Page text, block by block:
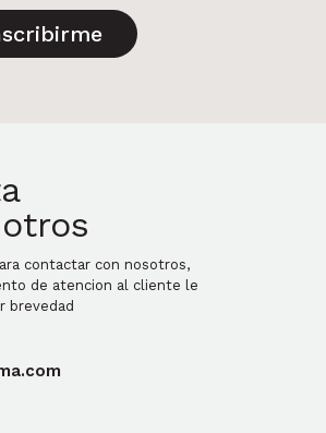
contactar con nosotros,
de atencion al cliente le
brevedad